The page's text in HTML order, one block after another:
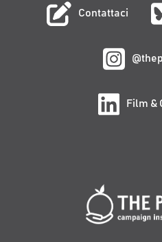
Contattaci
Film &